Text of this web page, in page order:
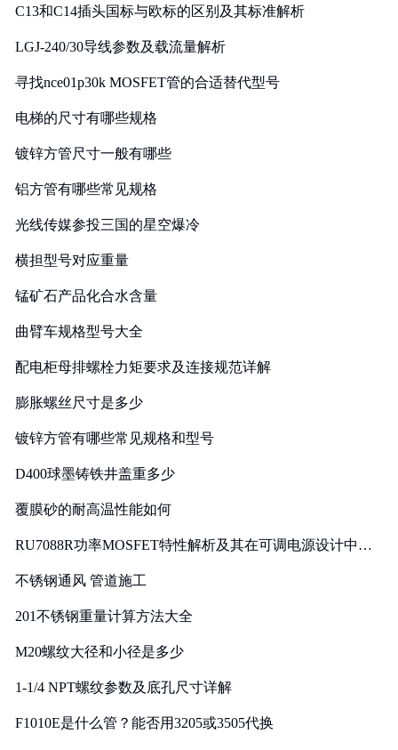
C13和C14插头国标与欧标的区别及其标准解析
LGJ-240/30导线参数及载流量解析
寻找nce01p30k MOSFET管的合适替代型号
电梯的尺寸有哪些规格
镀锌方管尺寸一般有哪些
铝方管有哪些常见规格
光线传媒参投三国的星空爆冷
横担型号对应重量
锰矿石产品化合水含量
曲臂车规格型号大全
配电柜母排螺栓力矩要求及连接规范详解
膨胀螺丝尺寸是多少
镀锌方管有哪些常见规格和型号
D400球墨铸铁井盖重多少
覆膜砂的耐高温性能如何
RU7088R功率MOSFET特性解析及其在可调电源设计中的
不锈钢通风 管道施工
201不锈钢重量计算方法大全
M20螺纹大径和小径是多少
1-1/4 NPT螺纹参数及底孔尺寸详解
F1010E是什么管？能否用3205或3505代换